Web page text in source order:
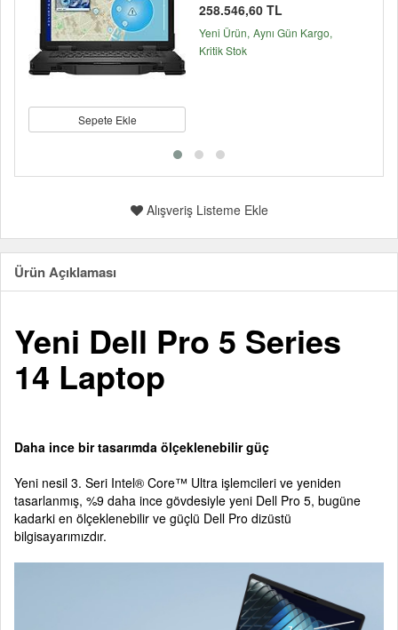
Sepete Ekle
258.546,60 TL
Yeni Ürün Aynı Gün Kargo
Kritik Stok
Alışveriş Listeme Ekle
Ürün Açıklaması
Yeni Dell Pro 5 Series
14 Laptop
Daha ince bir tasarımda ölçeklenebilir güç
Yeni nesil 3. Seri Intel® Core™ Ultra işlemcileri ve yeniden
tasarlanmış, %9 daha ince gövdesiyle yeni Dell Pro 5, bugüne
kadarki en ölçeklenebilir ve güçlü Dell Pro dizüstü
bilgisayarımızdır.